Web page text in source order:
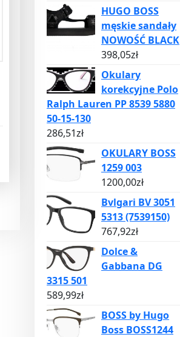
HUGO BOSS
męskie sandały
NOWOŚĆ BLACK
398,05zł
Okulary
korekcyjne Polo
Ralph Lauren PP 8539 5880
50-15-130
286,51zł
OKULARY BOSS
1259 003
1200,00zł
Bvlgari BV 3051
5313 (7539150)
767,92zł
Dolce &
Gabbana DG
3315 501
589,99zł
BOSS by Hugo
Boss BOSS1244